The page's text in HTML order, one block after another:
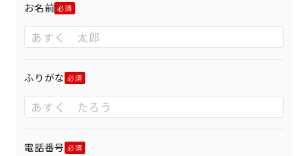
お名前
ふりがな
電話番号